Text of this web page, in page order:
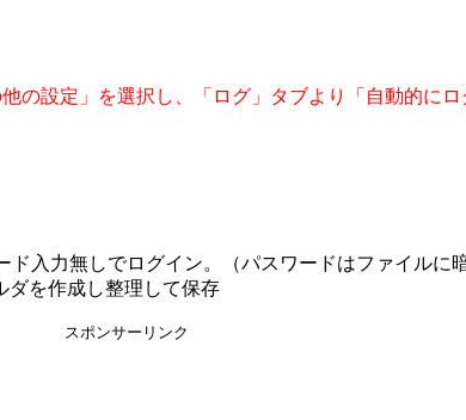
の設定」を選択し、「ログ」タブより「自動的に
入力無しでログイン。（パスワードはファイルに
ダを作成し整理して保存
スポンサーリンク